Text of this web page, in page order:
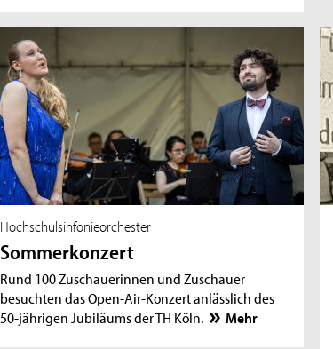
Hochschulsinfonieorchester
Sommerkonzert
Rund 100 Zuschauerinnen und Zuschauer
besuchten das Open-Air-Konzert anlässlich des
50-jährigen Jubiläums der TH Köln.
Mehr